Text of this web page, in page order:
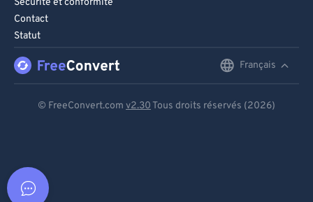
Sécurité et conformité
Contact
Statut
Français
© FreeConvert.com v2.30 Tous droits réservés (2026)